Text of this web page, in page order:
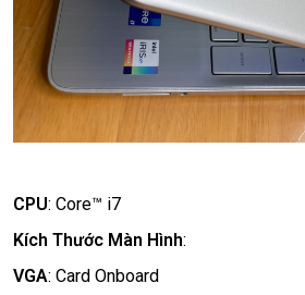
CPU: Core™ i7
Kích Thước Màn Hình:
VGA: Card Onboard